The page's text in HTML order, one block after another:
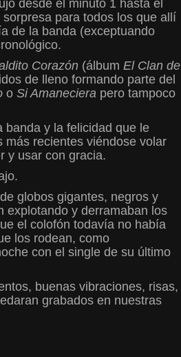
desde el minuto 1 hasta el
para todos los que allí
de la banda (exceptuando
Corazón (álbum El Clan de
de lleno formando parte del
o Si Amaneciera pero tampoco
banda y la felicidad que le
más recientes viéndose volar
y usar con gracia.
globos gigantes, negros y
explotando y derramaban los
el colofón todavía no había
los rodean, como
con el single de su último
buenas vibraciones, risas,
grabados en nuestras